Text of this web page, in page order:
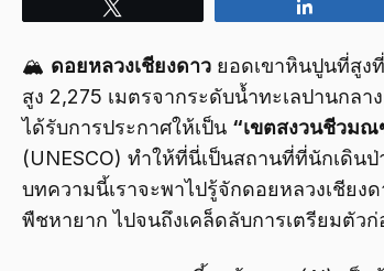
🏔️ ดอยหลวงเชียงดาว ยอดเขาหินปูนที่สูง
สูง 2,275 เมตรจากระดับน้ำทะเลปานกล
ได้รับการประกาศให้เป็น “เขตสงวนชีวม
(UNESCO) ทำให้ที่นี่เป็นสถานที่ที่นักเดิน
บทความนี้เราจะพาไปรู้จักดอยหลวงเชียง
พืชหายาก ไปจนถึงเคล็ดลับการเตรียมตัว